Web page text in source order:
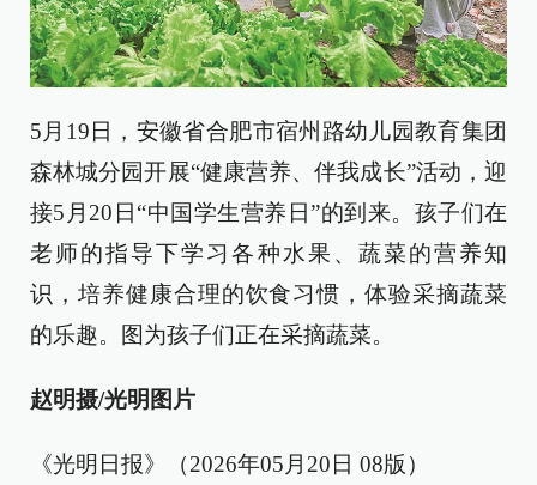
5月19日，安徽省合肥市宿州路幼儿园教育集团
森林城分园开展“健康营养、伴我成长”活动，迎
接5月20日“中国学生营养日”的到来。孩子们在
老师的指导下学习各种水果、蔬菜的营养知
识，培养健康合理的饮食习惯，体验采摘蔬菜
的乐趣。图为孩子们正在采摘蔬菜。
赵明摄/光明图片
《光明日报》（2026年05月20日 08版）